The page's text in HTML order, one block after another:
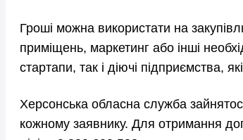
Гроші можна використати на
приміщень, маркетинг або інші
стартапи, так і діючі підприємства,
Херсонська обласна служба
кожному заявнику. Для отримання